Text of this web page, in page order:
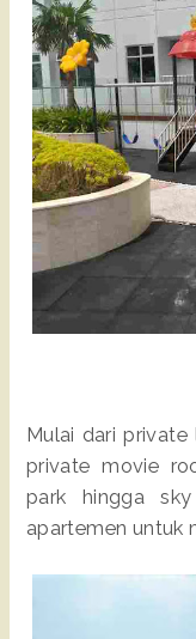
Mulai dari private
private movie
park hingga
apartemen untuk